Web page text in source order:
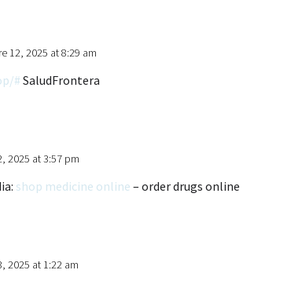
12, 2025 at 8:29 am
# SaludFrontera
2025 at 3:57 pm
shop medicine online – order drugs online
2025 at 1:22 am